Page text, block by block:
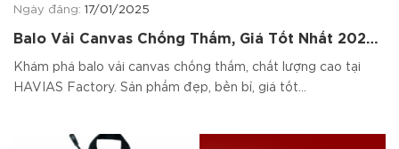
Ngày đăng: 17/01/2025
Balo Vải Canvas Chống Thấm, Giá Tốt Nhất 2025,
Khám phá balo vải canvas chống thấm, chất lượng cao tại
HAVIAS Factory. Sản phẩm đẹp, bền bỉ, giá tốt...